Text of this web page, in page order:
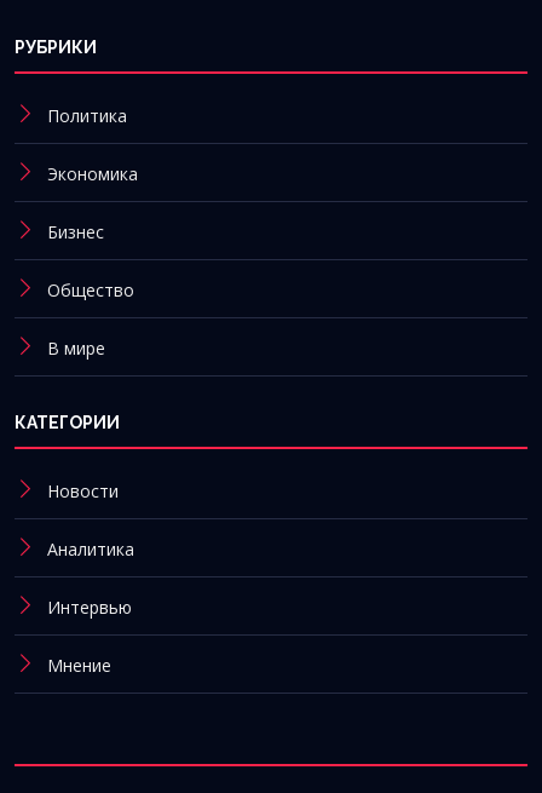
РУБРИКИ
Политика
Экономика
Бизнес
Общество
В мире
КАТЕГОРИИ
Новости
Аналитика
Интервью
Мнение